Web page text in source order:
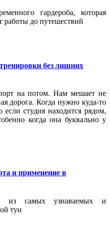
гардероба, которая
работы до путешествий
без лишних
на потом. Нам мешает не
дорога. Когда нужно куда-то
студия находится рядом,
когда она буквально у
и применение в
самых узнаваемых и
туи